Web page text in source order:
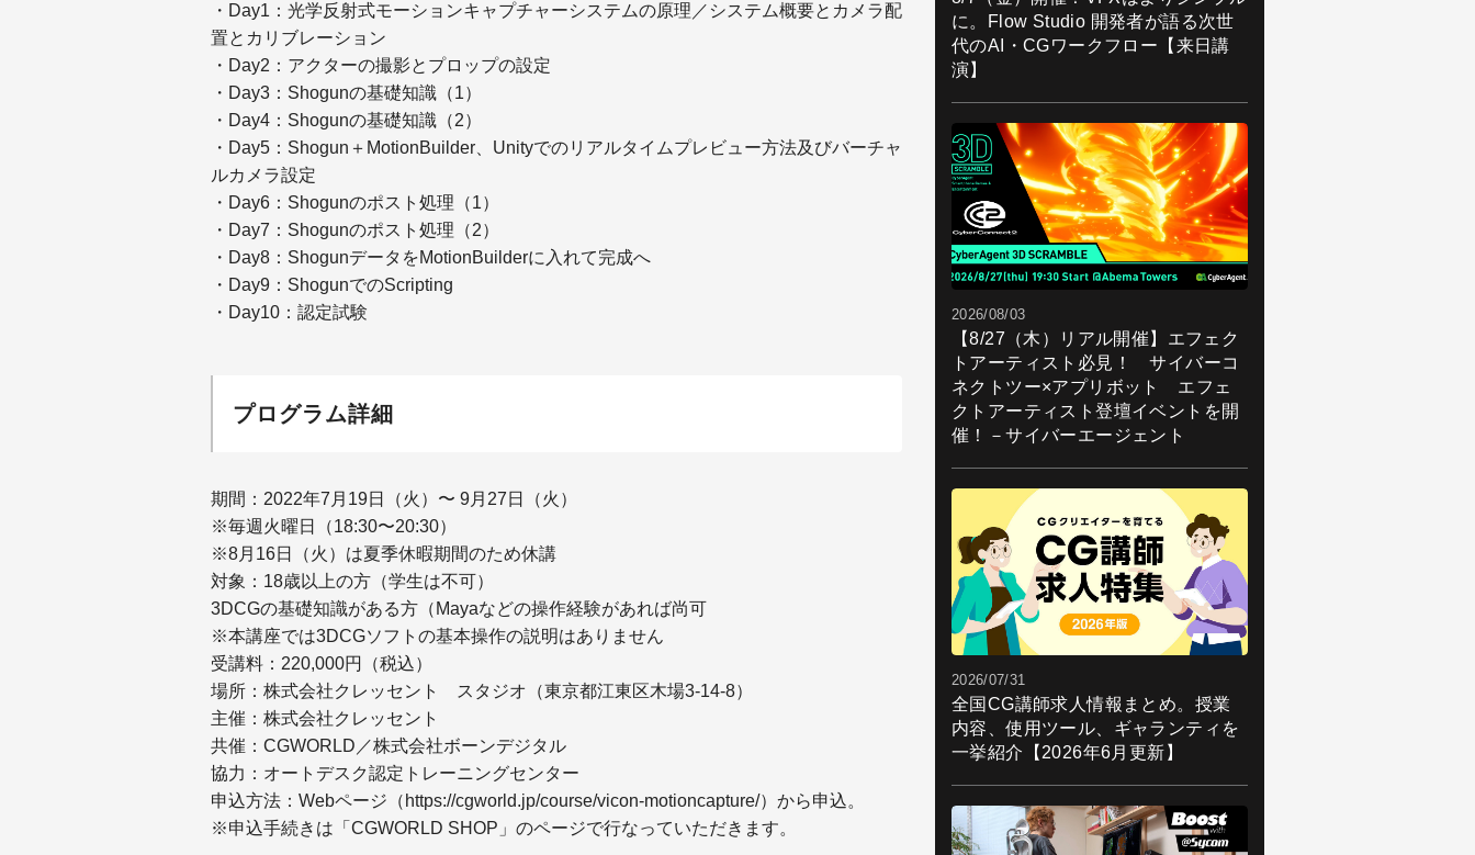
・Day1：光学反射式モーションキャプチャーシステムの原理／システム概要とカメラ配
置とカリブレーション
・Day2：アクターの撮影とプロップの設定
・Day3：Shogunの基礎知識（1）
・Day4：Shogunの基礎知識（2）
・Day5：Shogun＋MotionBuilder、Unityでのリアルタイムプレビュー方法及びバーチャ
ルカメラ設定
・Day6：Shogunのポスト処理（1）
・Day7：Shogunのポスト処理（2）
・Day8：ShogunデータをMotionBuilderに入れて完成へ
・Day9：ShogunでのScripting
・Day10：認定試験
プログラム詳細
期間：2022年7月19日（火）〜 9月27日（火）
※毎週火曜日（18:30〜20:30）
※8月16日（火）は夏季休暇期間のため休講
対象：18歳以上の方（学生は不可）
3DCGの基礎知識がある方（Mayaなどの操作経験があれば尚可
※本講座では3DCGソフトの基本操作の説明はありません
受講料：220,000円（税込）
場所：株式会社クレッセント スタジオ（東京都江東区木場3-14-8）
主催：株式会社クレッセント
共催：CGWORLD／株式会社ボーンデジタル
協力：オートデスク認定トレーニングセンター
申込方法：Webページ（https://cgworld.jp/course/vicon-motioncapture/）から申込。
※申込手続きは「CGWORLD SHOP」のページで行なっていただきます。
に。Flow Studio 開発者が語る次世
代のAI・CGワークフロー【来日講
演】
2026/08/03
【8/27（木）リアル開催】エフェク
トアーティスト必見！ サイバーコ
ネクトツー×アプリボット エフェ
クトアーティスト登壇イベントを開
催！－サイバーエージェント
2026/07/31
全国CG講師求人情報まとめ。授業
内容、使用ツール、ギャランティを
一挙紹介【2026年6月更新】